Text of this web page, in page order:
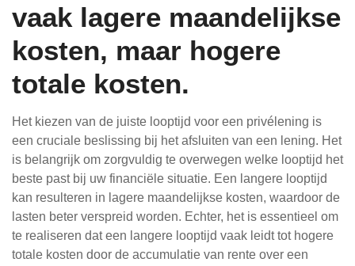
vaak lagere maandelijkse
kosten, maar hogere
totale kosten.
Het kiezen van de juiste looptijd voor een privélening is
een cruciale beslissing bij het afsluiten van een lening. Het
is belangrijk om zorgvuldig te overwegen welke looptijd het
beste past bij uw financiële situatie. Een langere looptijd
kan resulteren in lagere maandelijkse kosten, waardoor de
lasten beter verspreid worden. Echter, het is essentieel om
te realiseren dat een langere looptijd vaak leidt tot hogere
totale kosten door de accumulatie van rente over een